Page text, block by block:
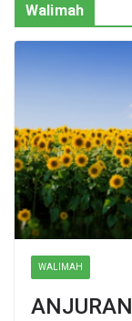
Walimah
WALIMAH